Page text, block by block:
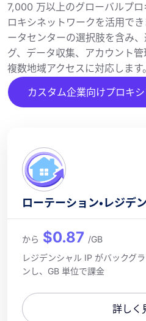
7,000 万以上のグローバルプ
ロキシネットワークを活用で
ータセンターの選択肢を含み
グ、データ収集、アカウント
複数地域アクセスに対応します。
カスタム企業向けプロキ
ローテーション・レジデ
から $0.87 /GB
レジデンシャル IP がバックグ
ンし、GB 単位で課金
詳しく